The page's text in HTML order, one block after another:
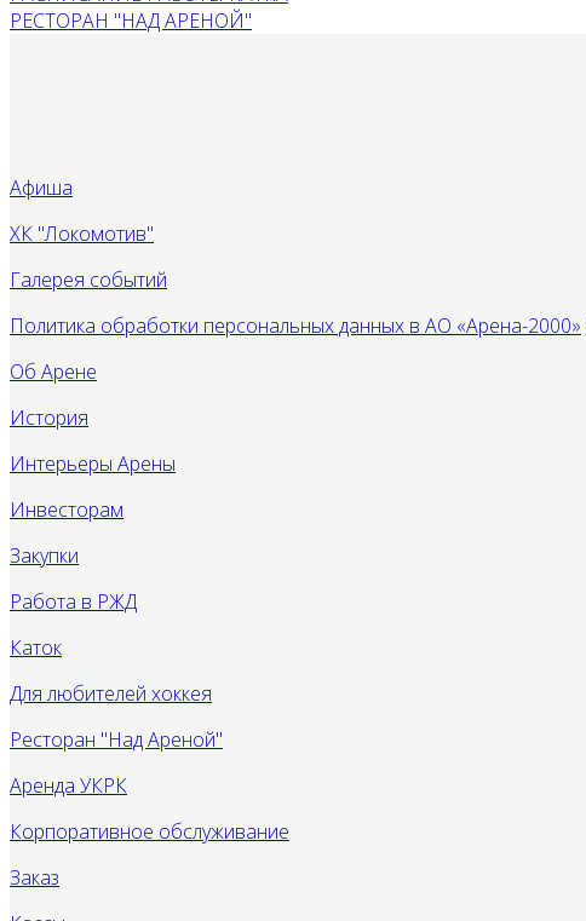
РЕСТОРАН "НАД АРЕНОЙ"
Афиша
ХК "Локомотив"
Галерея событий
Политика обработки персональных данных в АО «Арена-2000»
Об Арене
История
Интерьеры Арены
Инвесторам
Закупки
Работа в РЖД
Каток
Для любителей хоккея
Ресторан "Над Ареной"
Аренда УКРК
Корпоративное обслуживание
Заказ